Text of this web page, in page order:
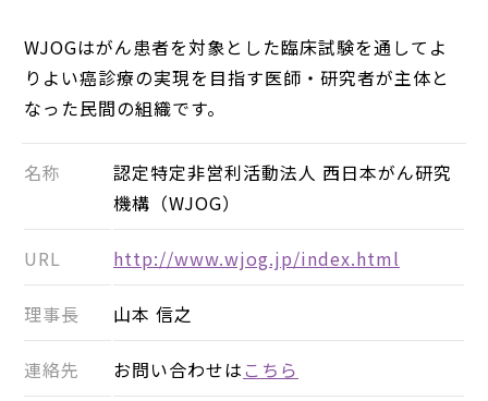
WJOGはがん患者を対象とした臨床試験を通してよ
りよい癌診療の実現を目指す医師・研究者が主体と
なった民間の組織です。
名称
認定特定非営利活動法人 西日本がん研究
機構（WJOG）
URL http://www.wjog.jp/index.html
理事長 山本 信之
連絡先 お問い合わせは こちら